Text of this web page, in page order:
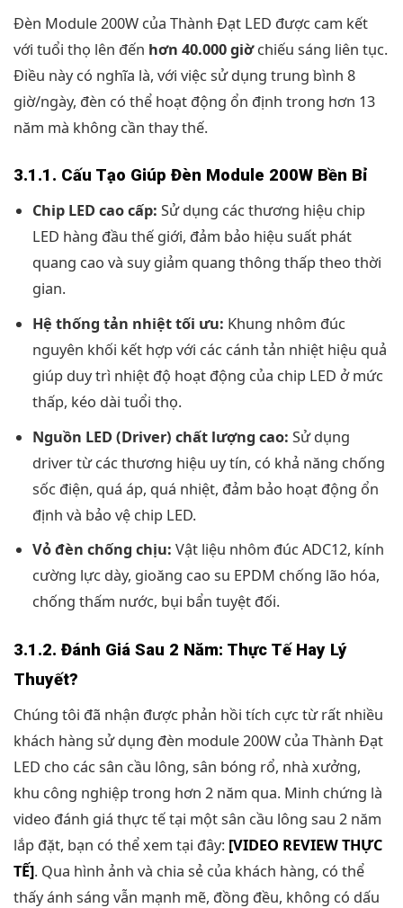
Đèn Module 200W của Thành Đạt LED được cam kết
với tuổi thọ lên đến hơn 40.000 giờchiếu sáng liên tục.
Điều này có nghĩa là, với việc sử dụng trung bình 8
giờ/ngày, đèn có thể hoạt động ổn định trong hơn 13
năm mà không cần thay thế.
3.1.1. Cấu Tạo Giúp Đèn Module 200W Bền Bỉ
Chip LED cao cấp: Sử dụng các thương hiệu chip
LED hàng đầu thế giới, đảm bảo hiệu suất phát
quang cao và suy giảm quang thông thấp theo thời
gian.
Hệ thống tản nhiệt tối ưu: Khung nhôm đúc
nguyên khối kết hợp với các cánh tản nhiệt hiệu quả
giúp duy trì nhiệt độ hoạt động của chip LED ở mức
thấp, kéo dài tuổi thọ.
Nguồn LED (Driver) chất lượng cao: Sử dụng
driver từ các thương hiệu uy tín, có khả năng chống
sốc điện, quá áp, quá nhiệt, đảm bảo hoạt động ổn
định và bảo vệ chip LED.
Vỏ đèn chống chịu: Vật liệu nhôm đúc ADC12, kính
cường lực dày, gioăng cao su EPDM chống lão hóa,
chống thấm nước, bụi bẩn tuyệt đối.
3.1.2. Đánh Giá Sau 2 Năm: Thực Tế Hay Lý
Thuyết?
Chúng tôi đã nhận được phản hồi tích cực từ rất nhiều
khách hàng sử dụng đèn module 200W của Thành Đạt
LED cho các sân cầu lông, sân bóng rổ, nhà xưởng,
khu công nghiệp trong hơn 2 năm qua. Minh chứng là
video đánh giá thực tế tại một sân cầu lông sau 2 năm
lắp đặt, bạn có thể xem tại đây: [VIDEO REVIEW THỰC
TẾ]. Qua hình ảnh và chia sẻ của khách hàng, có thể
thấy ánh sáng vẫn mạnh mẽ, đồng đều, không có dấu